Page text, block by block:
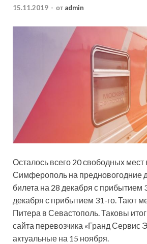
15.11.2019 - от admin
Осталось всего 20 свободных мест
Симферополь на предновогодние
билета на 28 декабря с прибытием
декабря с прибытием 31-го. Тают
Питера в Севастополь. Таковы
сайта перевозчика «Гранд Сервис
актуальные на 15 ноября.